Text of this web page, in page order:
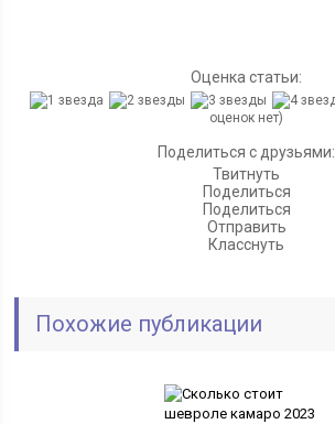
Оценка статьи:
оценок нет)
Поделиться с друзьями:
Твитнуть
Поделиться
Поделиться
Отправить
Класснуть
Похожие публикации